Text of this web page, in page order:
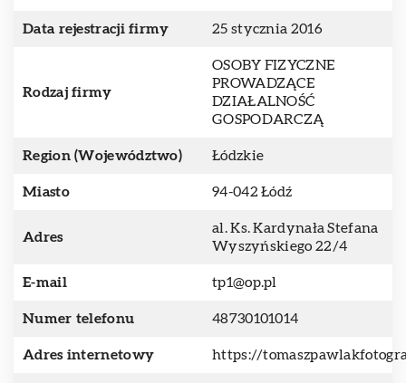
Data rejestracji firmy 25 stycznia 2016
Rodzaj firmy
OSOBY FIZYCZNE
PROWADZĄCE
DZIAŁALNOŚĆ
GOSPODARCZĄ
Region (Województwo) Łódzkie
Miasto 94-042 Łódź
Adres
al. Ks. Kardynała Stefana
Wyszyńskiego 22/4
E-mail tp1@op.pl
Numer telefonu 48730101014
Adres internetowy https://